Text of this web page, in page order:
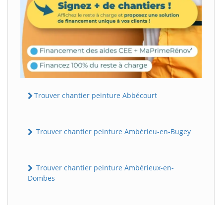
Trouver chantier peinture Abbécourt
Trouver chantier peinture Ambérieu-en-Bugey
Trouver chantier peinture Ambérieux-en-
Dombes